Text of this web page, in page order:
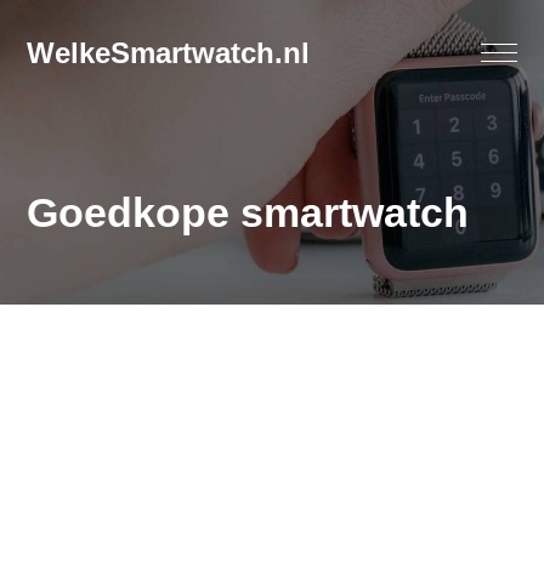
WelkeSmartwatch.nl
Goedkope smartwatch